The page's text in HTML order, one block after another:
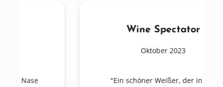
Wine Spectator
"Ein schöner Weißer, der in der